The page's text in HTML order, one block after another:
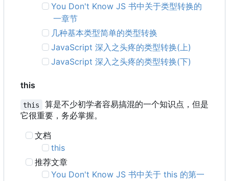
You Don't Know JS 书中关于类型转换的
一章节
几种基本类型简单的类型转换
JavaScript 深入之头疼的类型转换(上)
JavaScript 深入之头疼的类型转换(下)
this
this
算是不少初学者容易搞混的一个知识点，但是
它很重要，务必掌握。
文档
this
推荐文章
You Don't Know JS 书中关于 this 的第一